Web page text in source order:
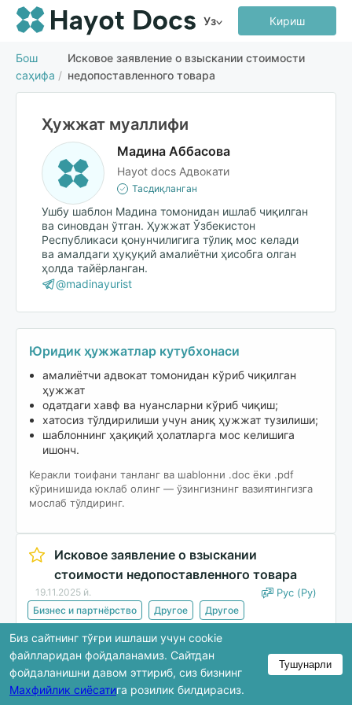
Уз Кириш
Бош
саҳифа /
Исковое заявление о взыскании стоимости
недопоставленного товара
Ҳужжат муаллифи
Мадина Аббасова
Hayot docs Адвокати
Тасдиқланган
Ушбу шаблон Мадина томонидан ишлаб чиқилган
ва синовдан ўтган. Ҳужжат Ўзбекистон
Республикаси қонунчилигига тўлиқ мос келади
ва амалдаги ҳуқуқий амалиётни ҳисобга олган
ҳолда тайёрланган.
@madinayurist
Юридик ҳужжатлар кутубхонаси
амалиётчи адвокат томонидан кўриб чиқилган
ҳужжат
одатдаги хавф ва нуансларни кўриб чиқиш;
хатосиз тўлдирилиши учун аниқ ҳужжат тузилиши;
шаблоннинг ҳақиқий ҳолатларга мос келишига
ишонч.
Керакли тоифани танланг ва шablонни .doc ёки .pdf
кўринишида юклаб олинг — ўзингизнинг вазиятингизга
мослаб тўлдиринг.
Исковое заявление о взыскании
стоимости недопоставленного товара
19.11.2025 й. Рус (Ру)
Бизнес и партнёрство Другое Другое
Юклаб олиш
Биз сайтнинг тўғри ишлаши учун cookie
файлларидан фойдаланамиз. Сайтдан
фойдаланишни давом эттириб, сиз бизнинг
Махфийлик сиёсатига розилик билдирасиз.
Тушунарли